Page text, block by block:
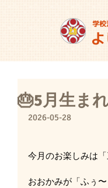
🎂5月生ま
2026-05-28
今月のお楽しみは
おおかみが「ふぅ